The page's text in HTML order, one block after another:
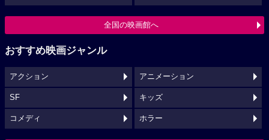
全国の映画館へ
おすすめ映画ジャンル
アクション アニメーション
SF キッズ
コメディ ホラー